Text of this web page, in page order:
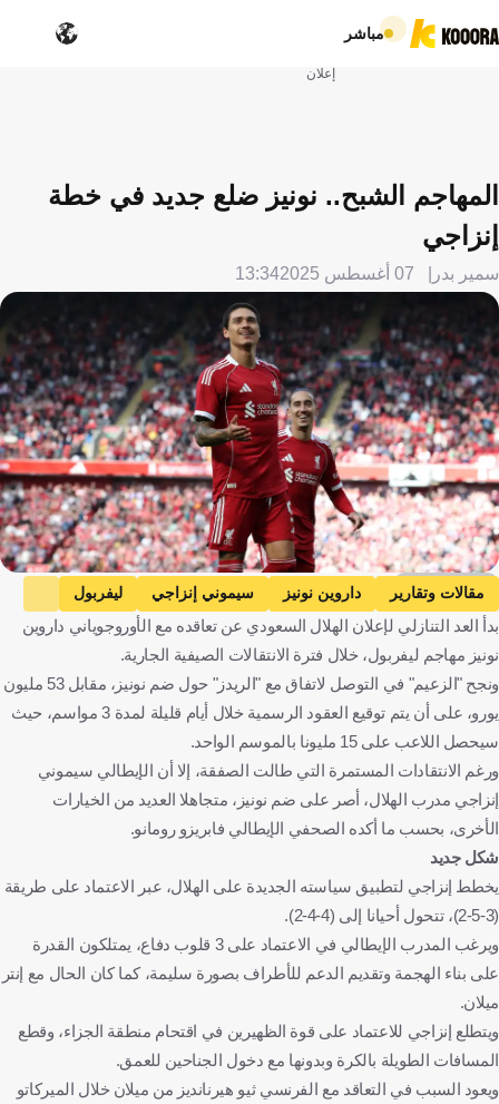
مباشر
إعلان
المهاجم الشبح.. نونيز ضلع جديد في خطة
إنزاجي
سمير بدر 07 أغسطس 2025 13:34
Getty Images
مقالات وتقارير داروين نونيز سيموني إنزاجي
ليفربول
الهلال
دوري روشن السعودي أورغواي إيطاليا
إنجلترا
المملكة العربية السعودية
كرة قدم
بدأ العد التنازلي لإعلان الهلال السعودي عن تعاقده مع الأوروجوياني داروين
نونيز مهاجم ليفربول، خلال فترة الانتقالات الصيفية الجارية.
ونجح "الزعيم" في التوصل لاتفاق مع "الريدز" حول ضم نونيز، مقابل 53 مليون
يورو، على أن يتم توقيع العقود الرسمية خلال أيام قليلة لمدة 3 مواسم، حيث
سيحصل اللاعب على 15 مليونا بالموسم الواحد.
ورغم الانتقادات المستمرة التي طالت الصفقة، إلا أن الإيطالي سيموني
إنزاجي مدرب الهلال، أصر على ضم نونيز، متجاهلا العديد من الخيارات
الأخرى، بحسب ما أكده الصحفي الإيطالي فابريزو رومانو.
شكل جديد
يخطط إنزاجي لتطبيق سياسته الجديدة على الهلال، عبر الاعتماد على طريقة
(3-5-2)، تتحول أحيانا إلى (4-4-2).
ويرغب المدرب الإيطالي في الاعتماد على 3 قلوب دفاع، يمتلكون القدرة
على بناء الهجمة وتقديم الدعم للأطراف بصورة سليمة، كما كان الحال مع إنتر
ميلان.
ويتطلع إنزاجي للاعتماد على قوة الظهيرين في اقتحام منطقة الجزاء، وقطع
المسافات الطويلة بالكرة وبدونها مع دخول الجناحين للعمق.
ويعود السبب في التعاقد مع الفرنسي ثيو هيرنانديز من ميلان خلال الميركاتو